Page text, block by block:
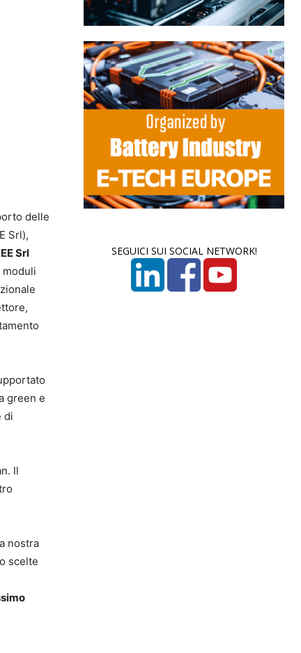
delle
Srl),
Srl
moduli
green e
di
Il
nostra
scelte
SEGUICI SUI SOCIAL NETWORK!